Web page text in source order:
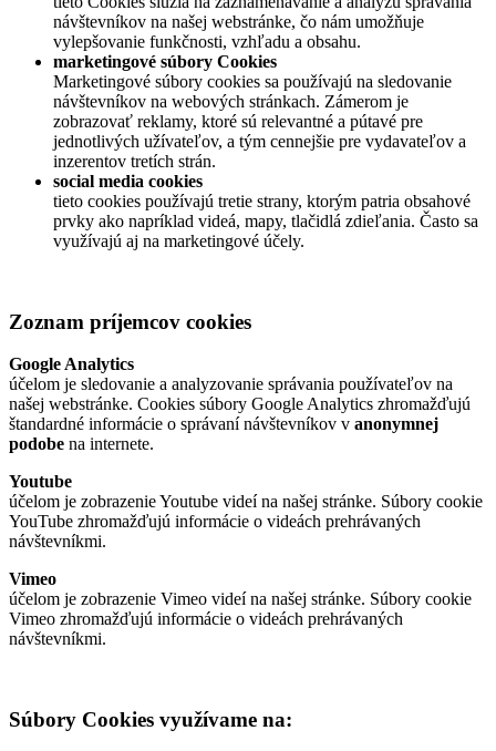
návštevníkov na našej webstránke, čo nám umožňuje
vylepšovanie funkčnosti, vzhľadu a obsahu.
marketingové súbory Cookies
Marketingové súbory cookies sa používajú na sledovanie
návštevníkov na webových stránkach. Zámerom je
zobrazovať reklamy, ktoré sú relevantné a pútavé pre
jednotlivých užívateľov, a tým cennejšie pre vydavateľov a
inzerentov tretích strán.
social media cookies
tieto cookies používajú tretie strany, ktorým patria obsahové
prvky ako napríklad videá, mapy, tlačidlá zdieľania. Často sa
využívajú aj na marketingové účely.
Zoznam príjemcov cookies
Google Analytics
účelom je sledovanie a analyzovanie správania používateľov na
našej webstránke. Cookies súbory Google Analytics zhromažďujú
štandardné informácie o správaní návštevníkov v anonymnej
podobe na internete.
Youtube
účelom je zobrazenie Youtube videí na našej stránke. Súbory cookie
YouTube zhromažďujú informácie o videách prehrávaných
návštevníkmi.
Vimeo
účelom je zobrazenie Vimeo videí na našej stránke. Súbory cookie
Vimeo zhromažďujú informácie o videách prehrávaných
návštevníkmi.
Súbory Cookies využívame na: